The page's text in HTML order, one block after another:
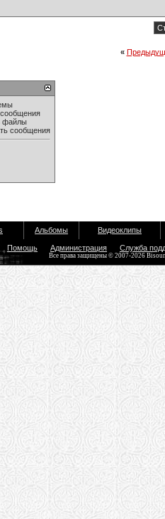
«
файлы
сообщения
Альбомы Видеоклипы
Помощь Администрация Служба
Все права защищены © 2007-2026